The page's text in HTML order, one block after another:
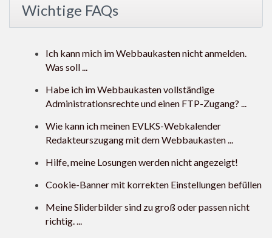
Wichtige FAQs
Ich kann mich im Webbaukasten nicht anmelden.
Was soll ...
Habe ich im Webbaukasten vollständige
Administrationsrechte und einen FTP-Zugang? ...
Wie kann ich meinen EVLKS-Webkalender
Redakteurszugang mit dem Webbaukasten ...
Hilfe, meine Losungen werden nicht angezeigt!
Cookie-Banner mit korrekten Einstellungen befüllen
Meine Sliderbilder sind zu groß oder passen nicht
richtig. ...